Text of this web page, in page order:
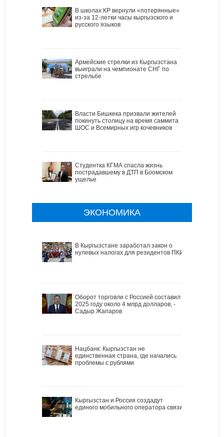
В школах КР вернули «потерянные»
из-за 12-летки часы кыргызского и
русского языков
Армейские стрелки из Кыргызстана
выиграли на чемпионате СНГ по
стрельбе
Власти Бишкека призвали жителей
покинуть столицу на время саммита
ШОС и Всемирных игр кочевников
Студентка КГМА спасла жизнь
пострадавшему в ДТП в Боомском
ущелье
ЭКОНОМИКА
В Кыргызстане заработал закон о
нулевых налогах для резидентов ПКИ
Оборот торговли с Россией составил в
2025 году около 4 млрд долларов, -
Садыр Жапаров
Нацбанк: Кыргызстан не
единственная страна, где начались
проблемы с рублями
Кыргызстан и Россия создадут
единого мобильного оператора связи